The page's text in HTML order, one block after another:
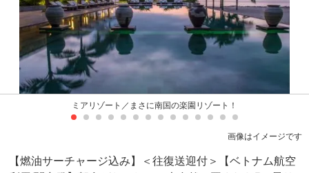
ミアリゾート／まさに南国の楽園リゾート！
画像はイメージです
【燃油サーチャージ込み】＜往復送迎付＞【ベトナム航空